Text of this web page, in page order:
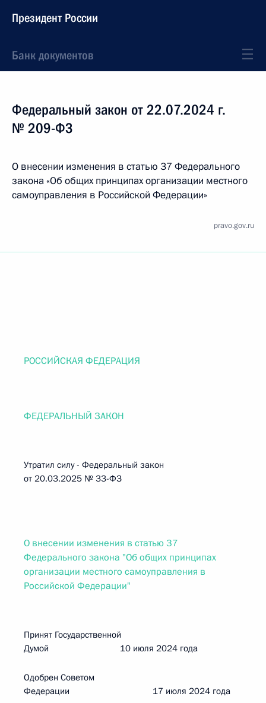
Президент России
Банк документов
Федеральный закон от 22.07.2024 г.
№ 209-ФЗ
О внесении изменения в статью 37 Федерального
закона «Об общих принципах организации местного
самоуправления в Российской Федерации»
pravo.gov.ru
РОССИЙСКАЯ ФЕДЕРАЦИЯ
ФЕДЕРАЛЬНЫЙ ЗАКОН
Утратил силу - Федеральный закон
от 20.03.2025 № 33-ФЗ
О внесении изменения в статью 37
Федерального закона "Об общих принципах
организации местного самоуправления в
Российской Федерации"
Принят Государственной
Думой 10 июля 2024 года
Одобрен Советом
Федерации 17 июля 2024 года